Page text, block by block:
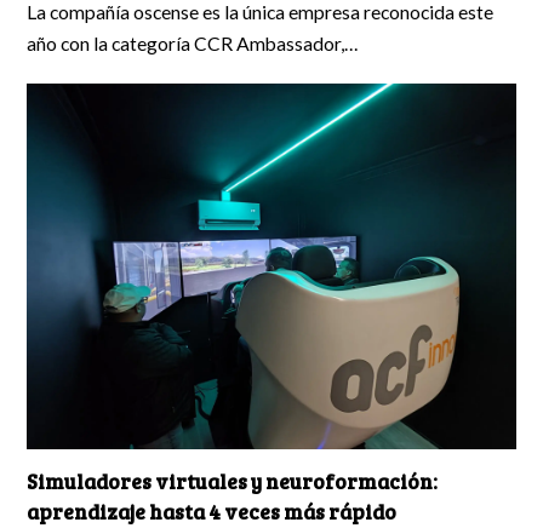
La compañía oscense es la única empresa reconocida este
año con la categoría CCR Ambassador,…
Simuladores virtuales y neuroformación:
aprendizaje hasta 4 veces más rápido